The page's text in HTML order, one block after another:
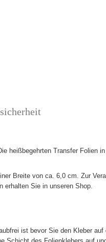
heißbegehrten Transfer Folien
Breite von ca. 6,0 cm. Zur
erhalten Sie in unseren Shop.
ist bevor Sie den Kleber auf